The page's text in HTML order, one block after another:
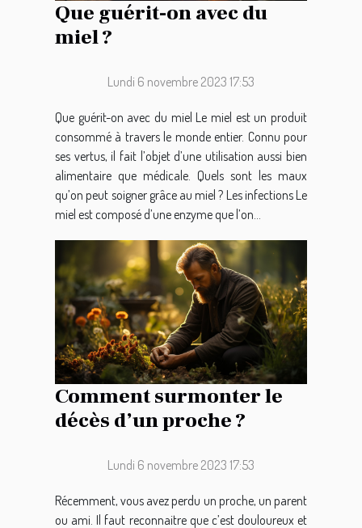
Que guérit-on avec du
miel ?
Lundi 6 novembre 2023 17:53
Que guérit-on avec du miel Le miel est un produit
consommé à travers le monde entier. Connu pour
ses vertus, il fait l’objet d’une utilisation aussi bien
alimentaire que médicale. Quels sont les maux
qu’on peut soigner grâce au miel ? Les infections Le
miel est composé d’une enzyme que l’on...
Comment surmonter le
décès d’un proche ?
Lundi 6 novembre 2023 17:53
Récemment, vous avez perdu un proche, un parent
ou ami. Il faut reconnaitre que c’est douloureux et